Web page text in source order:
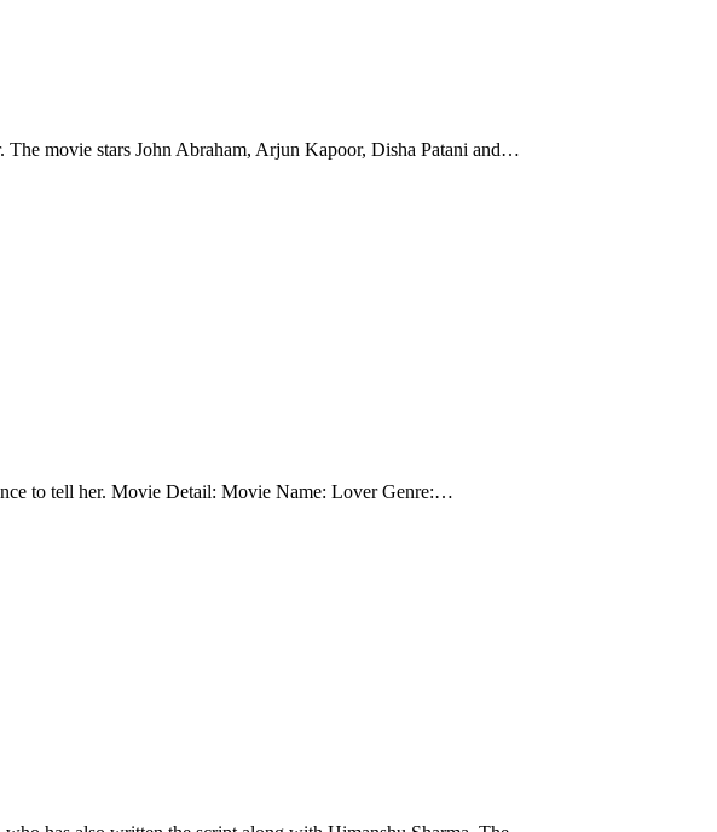
movie stars John Abraham, Arjun Kapoor, Disha Patani and…
to tell her. Movie Detail: Movie Name: Lover Genre:…